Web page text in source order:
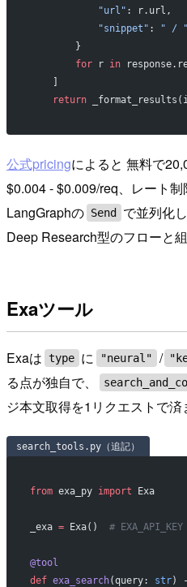
            "url"
: r.url,
            "snippet"
: " / "
        }
        for
r in
    return
公式pricingによると 無料で
$0.004 - $0.009/req、レート制
LangGraphの Send
で並列化
Deep Research型のフローと
Exaツール
Exaは type に "neural" /
る点が独自で、
ジ本文取得を1リクエストで済
search_tools.py（追記）
from exa_py import Exa
_exa = Exa() # EXA_API_KEY
@tool
def exa_search(query: str)